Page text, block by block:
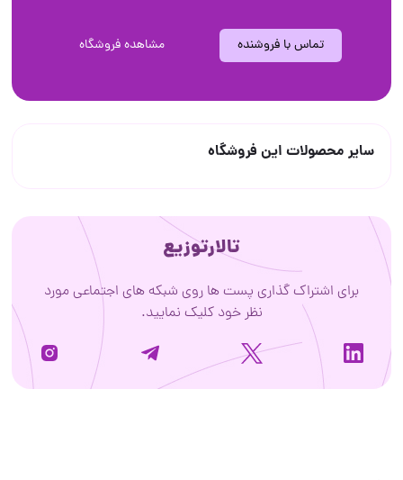
تماس با فروشنده مشاهده فروشگاه
سایر محصولات این فروشگاه
تالارتوزیع
برای اشتراک گذاری پست ها روی شبکه های اجتماعی مورد
نظر خود کلیک نمایید.